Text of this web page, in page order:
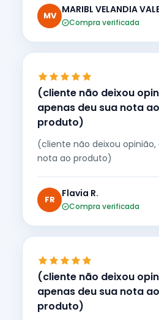
MV
MARIBL VELANDIA
Compra verificada
(cliente não deixou
apenas deu sua nota ao
produto)
(cliente não deixou opinião,
nota ao produto)
FR
Flavia R.
Compra verificada
(cliente não deixou
apenas deu sua nota ao
produto)